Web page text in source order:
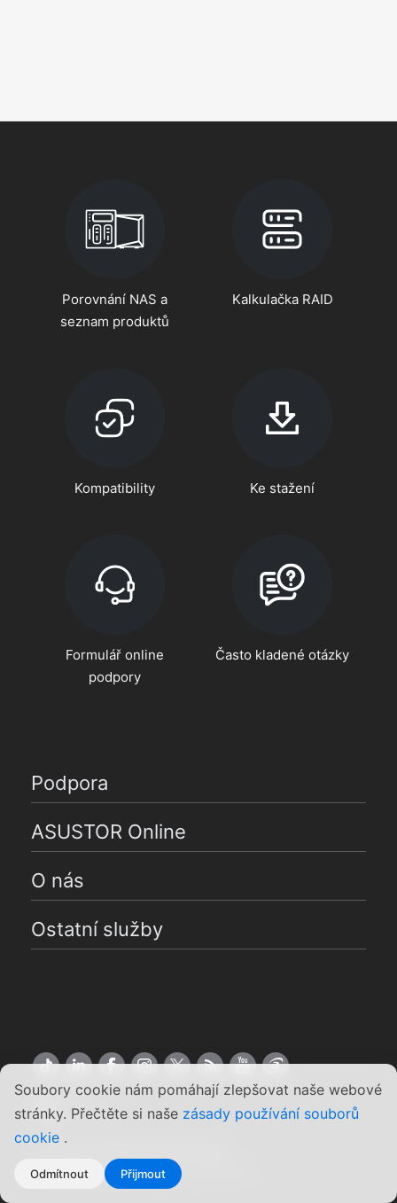
Soubory cookie nám pomáhají zlepšovat naše webové
stránky. Přečtěte si naše zásady používání souborů
cookie .
Odmítnout Přijmout
Porovnání NAS a
seznam produktů
Kalkulačka RAID
Kompatibility Ke stažení
Formulář online
podpory
Často kladené otázky
Podpora
ASUSTOR Online
O nás
Ostatní služby
Čeština
Podmínky používání |